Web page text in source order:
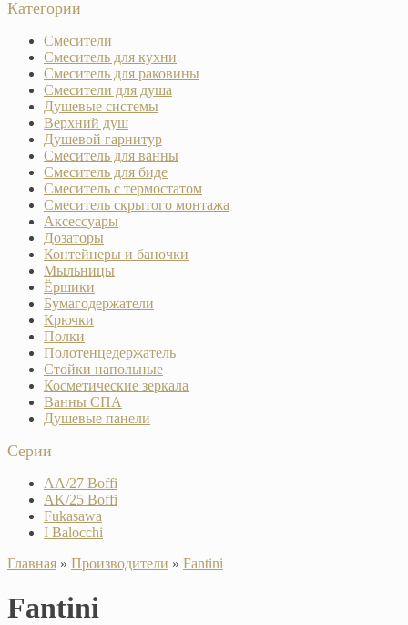
Категории
Смесители
Смеситель для кухни
Смеситель для раковины
Смесители для душа
Душевые системы
Верхний душ
Душевой гарнитур
Смеситель для ванны
Смеситель для биде
Смеситель с термостатом
Смеситель скрытого монтажа
Аксессуары
Дозаторы
Контейнеры и баночки
Мыльницы
Ёршики
Бумагодержатели
Крючки
Полки
Полотенцедержатель
Стойки напольные
Косметические зеркала
Ванны СПА
Душевые панели
Серии
AA/27 Boffi
AK/25 Boffi
Fukasawa
I Balocchi
Главная » Производители » Fantini
Fantini